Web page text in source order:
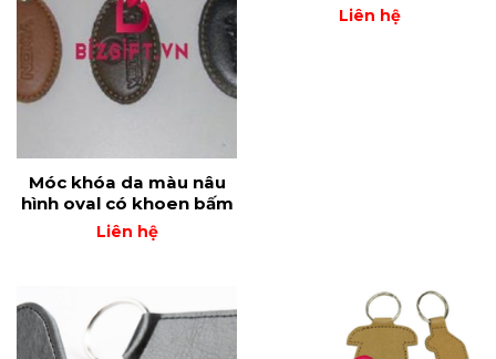
Móc khóa da màu nâu
hình oval có khoen bấm
Liên hệ
Liên hệ